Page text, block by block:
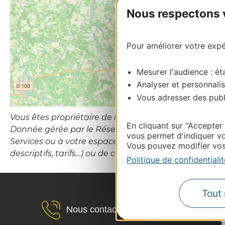
Nous respectons
Pour améliorer votre
Mesurer l'audience :
Analyser et
Vous adresser des
En cliquant sur
vous permet d'indiquer
Vous pouvez modifier
Politique de
Tout
Vous êtes propriétaire de l’établissement ou le
Donnée gérée par le Réseau d’Information
Services ou à votre espace Propriétaires
descriptifs, tarifs…) ou de contacter le CDT
Nous contacter